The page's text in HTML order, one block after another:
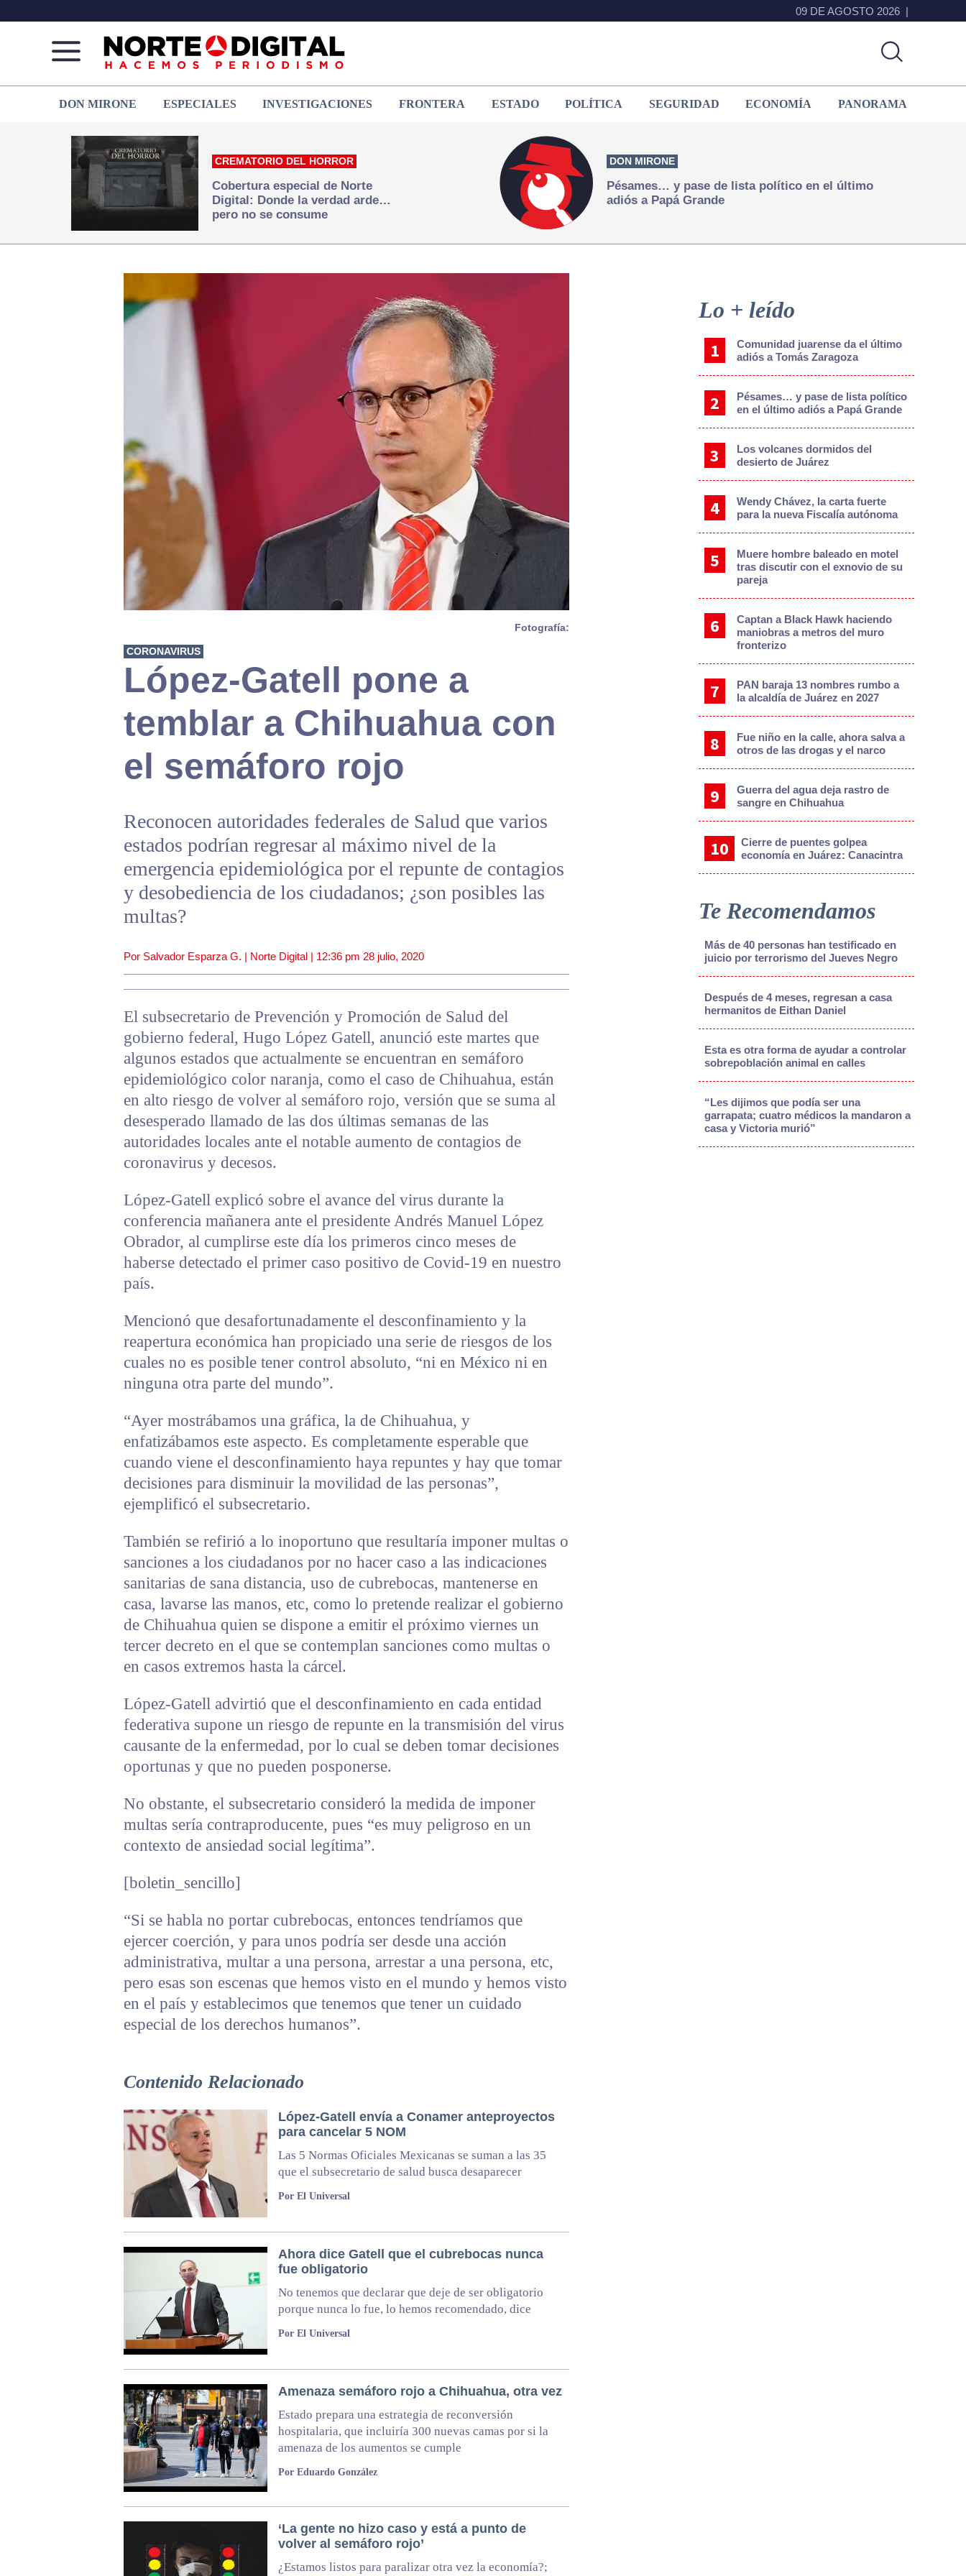
09 DE AGOSTO 2026
de
Juárez
que
hacemos periodismo
DON MIRONE ESPECIALES INVESTIGACIONES FRONTERA ESTADO POLÍTICA SEGURIDAD ECONOMÍA PANORAMA
CREMATORIO DEL HORROR
Cobertura especial de Norte
Digital: Donde la verdad arde…
pero no se consume
DON MIRONE
Pésames… y pase de lista político en el último
adiós a Papá Grande
Fotografía:
CORONAVIRUS
López-Gatell pone a
temblar a Chihuahua con
el semáforo rojo
Reconocen autoridades federales de Salud que varios
estados podrían regresar al máximo nivel de la
emergencia epidemiológica por el repunte de contagios
y desobediencia de los ciudadanos; ¿son posibles las
multas?
Por Salvador Esparza G. | Norte Digital | 12:36 pm 28 julio, 2020
El subsecretario de Prevención y Promoción de Salud del
gobierno federal, Hugo López Gatell, anunció este martes que
algunos estados que actualmente se encuentran en semáforo
epidemiológico color naranja, como el caso de Chihuahua, están
en alto riesgo de volver al semáforo rojo, versión que se suma al
desesperado llamado de las dos últimas semanas de las
autoridades locales ante el notable aumento de contagios de
coronavirus y decesos.
López-Gatell explicó sobre el avance del virus durante la
conferencia mañanera ante el presidente Andrés Manuel López
Obrador, al cumplirse este día los primeros cinco meses de
haberse detectado el primer caso positivo de Covid-19 en nuestro
país.
Mencionó que desafortunadamente el desconfinamiento y la
reapertura económica han propiciado una serie de riesgos de los
cuales no es posible tener control absoluto, “ni en México ni en
ninguna otra parte del mundo”.
“Ayer mostrábamos una gráfica, la de Chihuahua, y
enfatizábamos este aspecto. Es completamente esperable que
cuando viene el desconfinamiento haya repuntes y hay que tomar
decisiones para disminuir la movilidad de las personas”,
ejemplificó el subsecretario.
También se refirió a lo inoportuno que resultaría imponer multas o
sanciones a los ciudadanos por no hacer caso a las indicaciones
sanitarias de sana distancia, uso de cubrebocas, mantenerse en
casa, lavarse las manos, etc, como lo pretende realizar el gobierno
de Chihuahua quien se dispone a emitir el próximo viernes un
tercer decreto en el que se contemplan sanciones como multas o
en casos extremos hasta la cárcel.
López-Gatell advirtió que el desconfinamiento en cada entidad
federativa supone un riesgo de repunte en la transmisión del virus
causante de la enfermedad, por lo cual se deben tomar decisiones
oportunas y que no pueden posponerse.
No obstante, el subsecretario consideró la medida de imponer
multas sería contraproducente, pues “es muy peligroso en un
contexto de ansiedad social legítima”.
[boletin_sencillo]
“Si se habla no portar cubrebocas, entonces tendríamos que
ejercer coerción, y para unos podría ser desde una acción
administrativa, multar a una persona, arrestar a una persona, etc,
pero esas son escenas que hemos visto en el mundo y hemos visto
en el país y establecimos que tenemos que tener un cuidado
especial de los derechos humanos”.
Contenido Relacionado
López-Gatell envía a Conamer anteproyectos
para cancelar 5 NOM
Las 5 Normas Oficiales Mexicanas se suman a las 35
que el subsecretario de salud busca desaparecer
Por El Universal
Ahora dice Gatell que el cubrebocas nunca
fue obligatorio
No tenemos que declarar que deje de ser obligatorio
porque nunca lo fue, lo hemos recomendado, dice
Por El Universal
Amenaza semáforo rojo a Chihuahua, otra vez
Estado prepara una estrategia de reconversión
hospitalaria, que incluiría 300 nuevas camas por si la
amenaza de los aumentos se cumple
Por Eduardo González
‘La gente no hizo caso y está a punto de
volver al semáforo rojo’
¿Estamos listos para paralizar otra vez la economía?;
Sidebar
Lo + leído
Comunidad juarense da el último
adiós a Tomás Zaragoza
Pésames… y pase de lista político
en el último adiós a Papá Grande
Los volcanes dormidos del
desierto de Juárez
Wendy Chávez, la carta fuerte
para la nueva Fiscalía autónoma
Muere hombre baleado en motel
tras discutir con el exnovio de su
pareja
Captan a Black Hawk haciendo
maniobras a metros del muro
fronterizo
PAN baraja 13 nombres rumbo a
la alcaldía de Juárez en 2027
Fue niño en la calle, ahora salva a
otros de las drogas y el narco
Guerra del agua deja rastro de
sangre en Chihuahua
Cierre de puentes golpea
economía en Juárez: Canacintra
Te Recomendamos
Más de 40 personas han testificado en
juicio por terrorismo del Jueves Negro
Después de 4 meses, regresan a casa
hermanitos de Eithan Daniel
Esta es otra forma de ayudar a controlar
sobrepoblación animal en calles
“Les dijimos que podía ser una
garrapata; cuatro médicos la mandaron a
casa y Victoria murió”